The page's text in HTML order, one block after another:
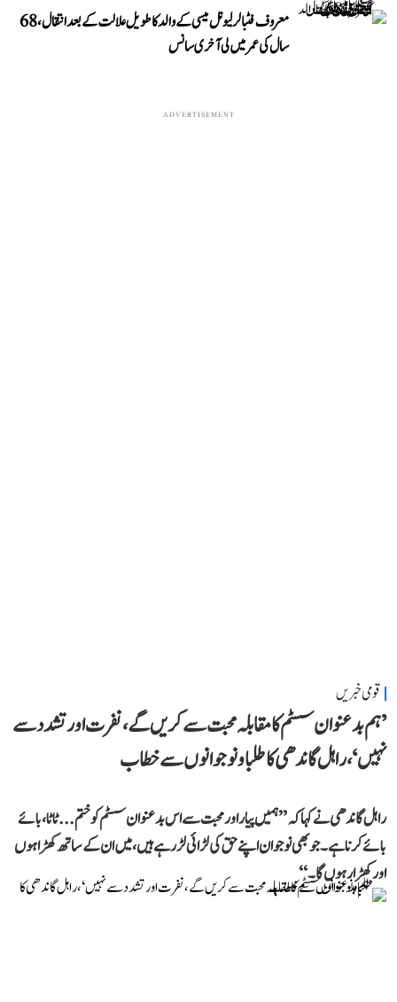
معروف فٹبالر لیونل میسی کے والد کا طویل علالت کے بعد انتقال، 68
سال کی عمر میں لی آخری سانس
ADVERTISEMENT
قومی خبریں
’ہم بدعنوان سسٹم کا مقابلہ محبت سے کریں گے، نفرت اور تشدد سے
نہیں‘، راہل گاندھی کا طلبا و نوجوانوں سے خطاب
راہل گاندھی نے کہا کہ ’’ہمیں پیار اور محبت سے اس بدعنوان سسٹم کو ختم... ٹاٹا، بائے
بائے کرنا ہے۔ جو بھی نوجوان اپنے حق کی لڑائی لڑ رہے ہیں، میں ان کے ساتھ کھڑا ہوں
اور کھڑا رہوں گا۔‘‘